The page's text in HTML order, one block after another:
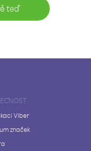
teď
Viber
značek